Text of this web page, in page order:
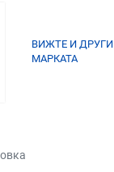
ВИЖТЕ И
МАРКАТА